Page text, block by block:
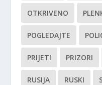
OTKRIVENO
POGLEDAJTE
PRIJETI PRIZORI
RUSIJA RUSKI